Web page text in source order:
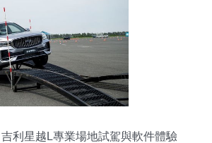
利星越L專業場地試駕與軟件體驗